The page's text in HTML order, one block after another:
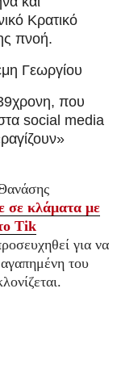
Κρατικό
πνοή.
Γεωργίου
που
social media
σε κλάματα με
Tik
για να
του